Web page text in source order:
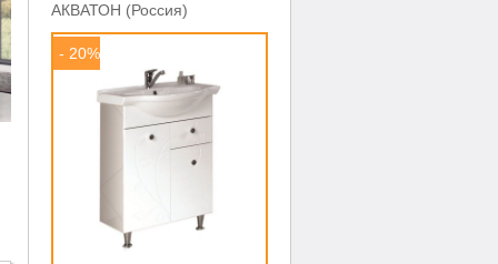
АКВАТОН (Россия)
- 20%